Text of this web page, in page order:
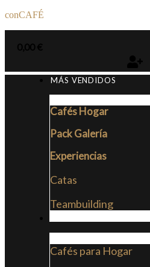
conCAFÉ
MÁS VENDIDOS
Cafés Hogar
Pack Galería
Experiencias
Catas
Teambuilding
Cafés para Hogar